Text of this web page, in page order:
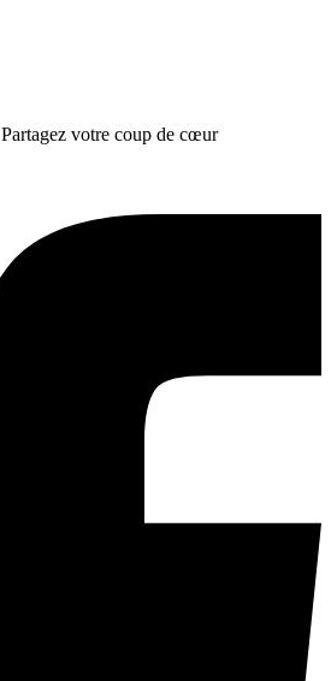
Partagez votre coup de cœur